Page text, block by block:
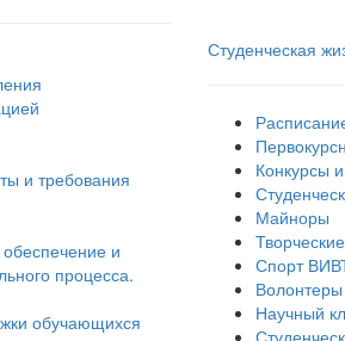
и требования
и
процесса.
обучающихся
Студенческая
Конкурсы
Майноры
Спорт
Научный